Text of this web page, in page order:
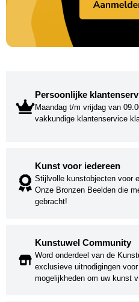
Persoonlijke
Maandag t/m vrijdag van
vakkundige klantenservice
Kunst voor iedereen
Stijlvolle kunstobjecten voor
Onze Bronzen Beelden die
gebracht!
Kunstuwel Community
Word onderdeel van de
exclusieve uitnodigingen
mogelijkheden om uw kunst